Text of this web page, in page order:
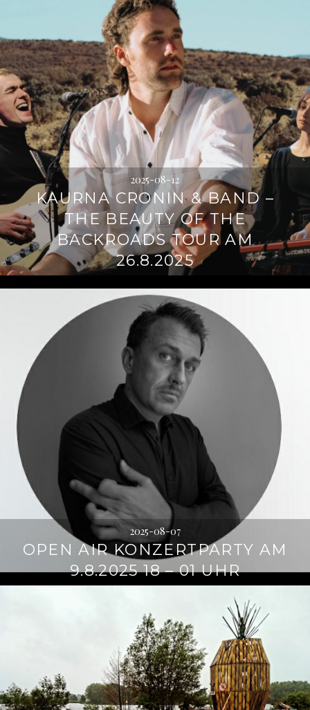
2025-08-12
KAURNA CRONIN & BAND –
THE BEAUTY OF THE
BACKROADS TOUR AM
26.8.2025
2025-08-07
OPEN AIR KONZERTPARTY AM
9.8.2025 18 – 01 UHR